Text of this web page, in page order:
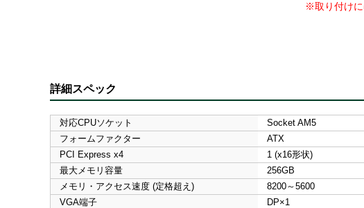
※取り付けに
詳細スペック
対応CPUソケット Socket AM5
フォームファクター
ATX
PCI Express x4
1 (x16形状)
最大メモリ容量
256GB
メモリ・アクセス速度 (定格超え)
8200～5600
VGA端子
DP×1